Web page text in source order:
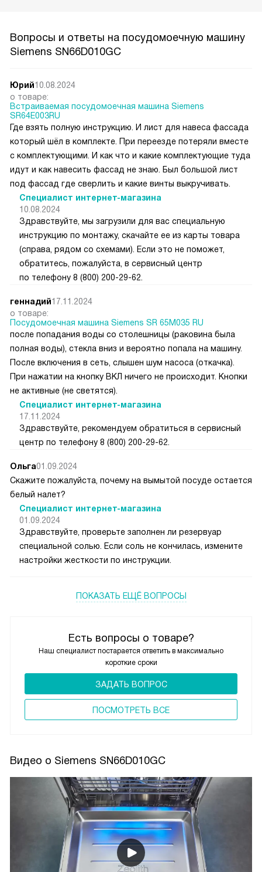
Вопросы и ответы на посудомоечную машину
Siemens SN66D010GC
Есть вопросы о товаре?
Наш специалист постарается ответить в максимально
короткие сроки
ЗАДАТЬ ВОПРОС
ПОCМОТРЕТЬ ВСЕ
Юрий10.08.2024
о товаре:
Встраиваемая посудомоечная машина Siemens
SR64E003RU
Где взять полную инструкцию. И лист для навеса фассада
который шёл в комплекте. При переезде потеряли вместе
с комплектующими. И как что и какие комплектующие туда
идут и как навесить фассад не знаю. Был большой лист
под фассад где сверлить и какие винты выкручивать.
Специалист интернет-магазина
10.08.2024
Здравствуйте, мы загрузили для вас специальную
инструкцию по монтажу, скачайте ее из карты товара
(справа, рядом со схемами). Если это не поможет,
обратитесь, пожалуйста, в сервисный центр
по телефону 8 (800) 200-29-62.
геннадий17.11.2024
о товаре:
Посудомоечная машина Siemens SR 65M035 RU
после попадания воды со столешницы (раковина была
полная воды), стекла вниз и вероятно попала на машину.
После включения в сеть, слышен шум насоса (откачка).
При нажатии на кнопку ВКЛ ничего не происходит. Кнопки
не активные (не светятся).
Специалист интернет-магазина
17.11.2024
Здравствуйте, рекомендуем обратиться в сервисный
центр по телефону 8 (800) 200-29-62.
Ольга01.09.2024
Скажите пожалуйста, почему на вымытой посуде остается
белый налет?
Специалист интернет-магазина
01.09.2024
Здравствуйте, проверьте заполнен ли резервуар
специальной солью. Если соль не кончилась, измените
настройки жесткости по инструкции.
ПОКАЗАТЬ ЕЩЁ ВОПРОСЫ
Видео о Siemens SN66D010GC